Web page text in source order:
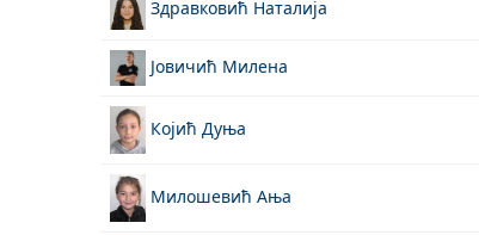
Здравковић Наталија
Јовичић Милена
Којић Дуња
Милошевић Ања